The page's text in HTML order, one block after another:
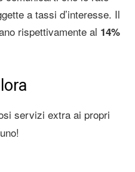
a tassi d’interesse. Il
rispettivamente al 14%
servizi extra ai propri